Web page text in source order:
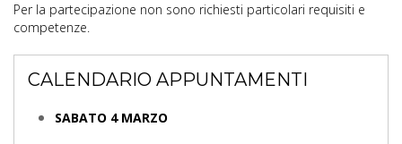
Per la partecipazione non sono richiesti particolari requisiti e
competenze.
CALENDARIO APPUNTAMENTI
SABATO 4 MARZO